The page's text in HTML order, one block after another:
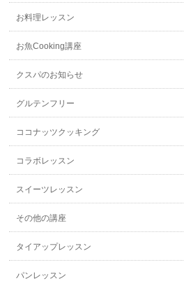
お料理レッスン
お魚Cooking講座
クスパのお知らせ
グルテンフリー
ココナッツクッキング
コラボレッスン
スイーツレッスン
その他の講座
タイアップレッスン
パンレッスン